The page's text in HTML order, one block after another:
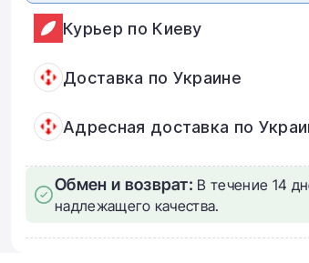
Курьер по Киеву
Доставка по Украине
Адресная доставка по
Обмен и возврат: В течение 14
надлежащего качества.